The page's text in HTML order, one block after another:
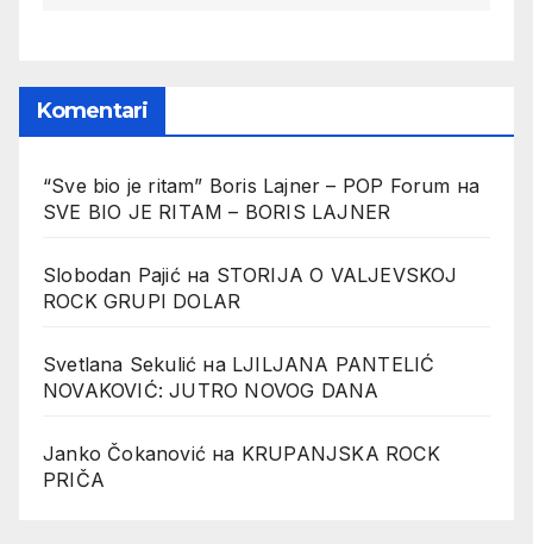
Komentari
“Sve bio je ritam” Boris Lajner – POP Forum на
SVE BIO JE RITAM – BORIS LAJNER
Slobodan Pajićна STORIJA O VALJEVSKOJ
ROCK GRUPI DOLAR
Svetlana Sekulić на LJILJANA PANTELIĆ
NOVAKOVIĆ: JUTRO NOVOG DANA
Janko Čokanović на KRUPANJSKA ROCK
PRIČA